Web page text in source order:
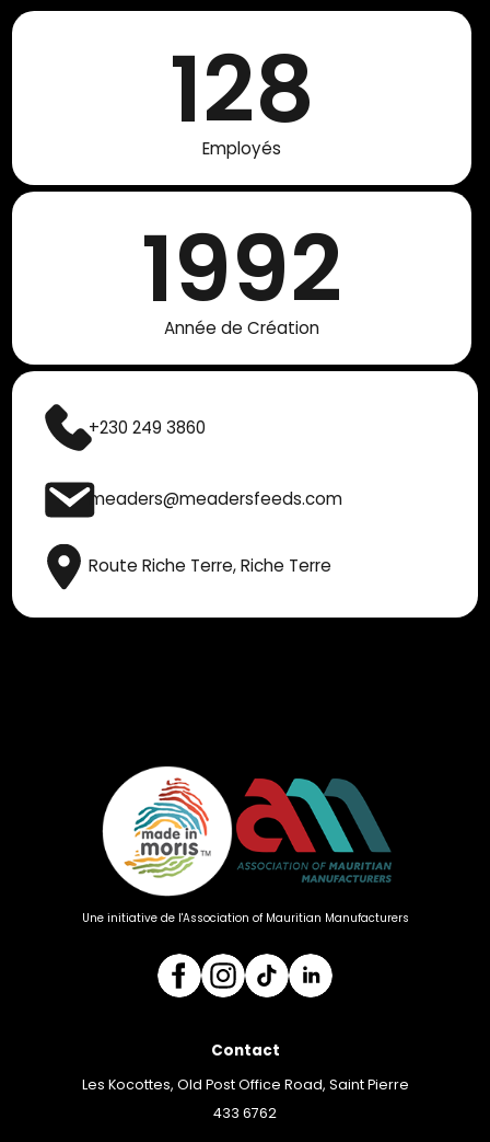
128
Employés
1992
Année de Création
+230 249 3860
meaders@meadersfeeds.com
Route Riche Terre, ​Riche Terre
Une initiative de l'Association of Mauritian Manufacturers
Contact
Les Kocottes, Old Post Office Road, Saint Pierre
433 6762